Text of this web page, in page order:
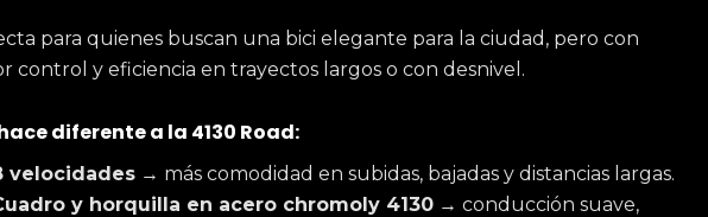
para quienes buscan una bici elegante para la ciudad, pero con
control y eficiencia en trayectos largos o con desnivel.
diferente a la 4130 Road:
velocidades → más comodidad en subidas, bajadas y distancias largas.
y horquilla en acero chromoly 4130 → conducción suave,